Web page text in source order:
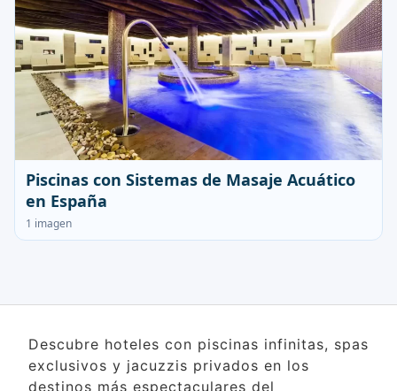
Piscinas con Sistemas de Masaje Acuático
en España
1 imagen
Descubre hoteles con piscinas infinitas, spas
exclusivos y jacuzzis privados en los
destinos más espectaculares del